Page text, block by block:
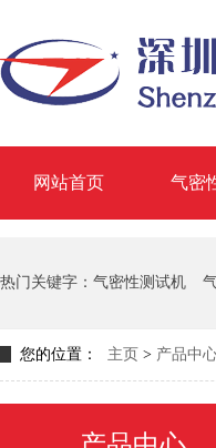
网站首页 气密
热门关键字： 气密性测试机
您的位置： 主页 > 产品中